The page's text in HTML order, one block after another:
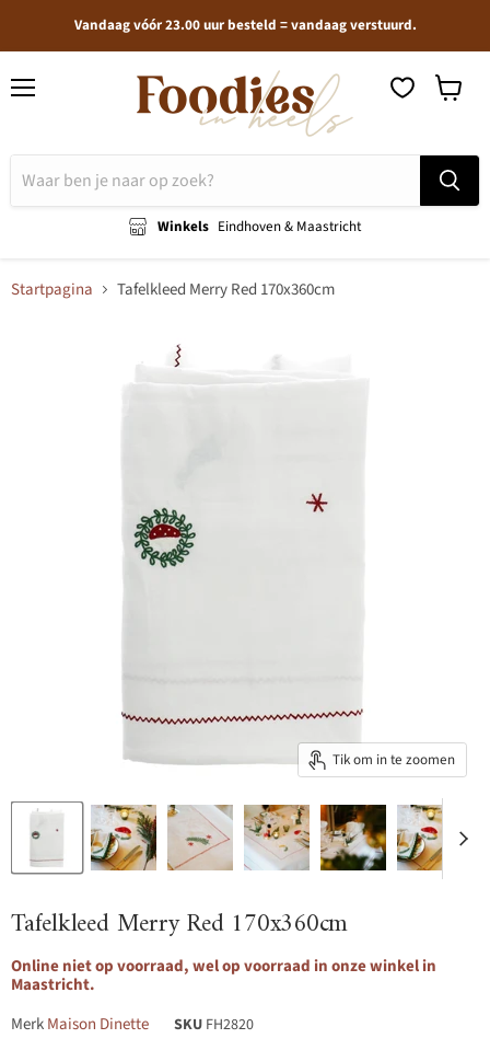
Vandaag vóór 23.00 uur besteld = vandaag verstuurd.
Winkels Eindhoven & Maastricht
Startpagina Tafelkleed Merry Red 170x360cm
Tik om in te zoomen
Tafelkleed Merry Red 170x360cm
Online niet op voorraad, wel op voorraad in onze winkel in
Maastricht.
MerkMaison Dinette SKU FH2820